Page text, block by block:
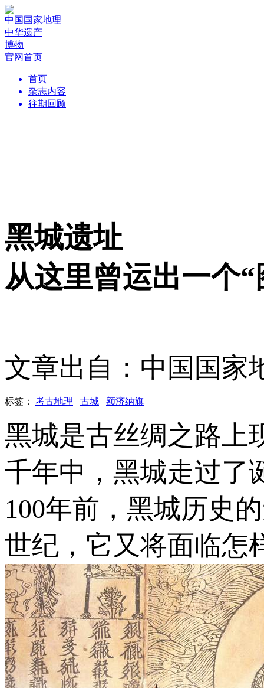
中国国家地理
中华遗产
博物
官网首页
首页
杂志内容
往期回顾
黑城遗址
从这里曾运出一个“
文章出自：中国国家
标签： 考古地理 古城 额济纳旗
黑城是古丝绸之路上
千年中，黑城走过了
100年前，黑城历史
世纪，它又将面临怎